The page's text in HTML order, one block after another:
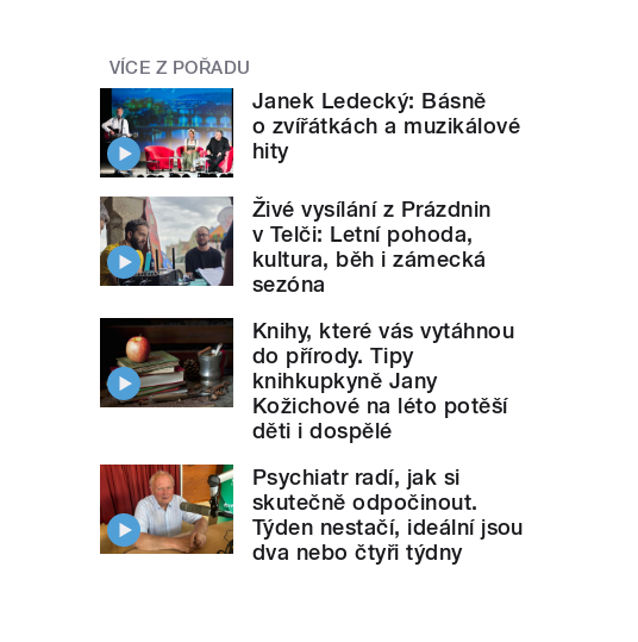
VÍCE Z POŘADU
Janek Ledecký: Básně
o zvířátkách a muzikálové
hity
Živé vysílání z Prázdnin
v Telči: Letní pohoda,
kultura, běh i zámecká
sezóna
Knihy, které vás vytáhnou
do přírody. Tipy
knihkupkyně Jany
Kožichové na léto potěší
děti i dospělé
Psychiatr radí, jak si
skutečně odpočinout.
Týden nestačí, ideální jsou
dva nebo čtyři týdny